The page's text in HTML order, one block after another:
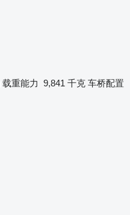
载重能力 9,841 千克 车桥配置